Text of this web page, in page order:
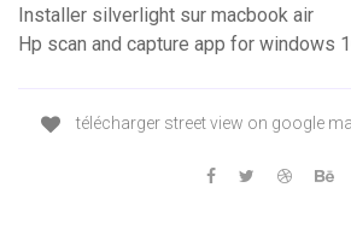
Installer silverlight sur macbook air
Hp scan and capture app for windows
télécharger street view on google